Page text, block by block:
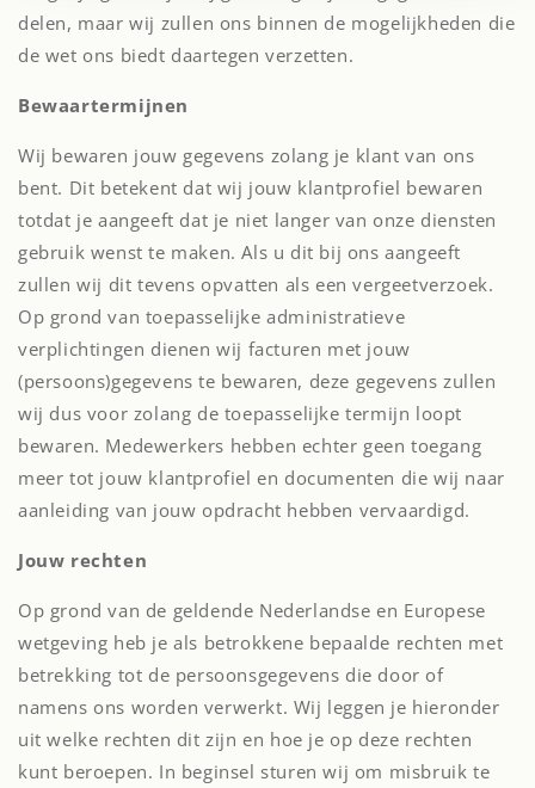
delen, maar wij zullen ons binnen de mogelijkheden die
de wet ons biedt daartegen verzetten.
Bewaartermijnen
Wij bewaren jouw gegevens zolang je klant van ons
bent. Dit betekent dat wij jouw klantprofiel bewaren
totdat je aangeeft dat je niet langer van onze diensten
gebruik wenst te maken. Als u dit bij ons aangeeft
zullen wij dit tevens opvatten als een vergeetverzoek.
Op grond van toepasselijke administratieve
verplichtingen dienen wij facturen met jouw
(persoons)gegevens te bewaren, deze gegevens zullen
wij dus voor zolang de toepasselijke termijn loopt
bewaren. Medewerkers hebben echter geen toegang
meer tot jouw klantprofiel en documenten die wij naar
aanleiding van jouw opdracht hebben vervaardigd.
Jouw rechten
Op grond van de geldende Nederlandse en Europese
wetgeving heb je als betrokkene bepaalde rechten met
betrekking tot de persoonsgegevens die door of
namens ons worden verwerkt. Wij leggen je hieronder
uit welke rechten dit zijn en hoe je op deze rechten
kunt beroepen. In beginsel sturen wij om misbruik te